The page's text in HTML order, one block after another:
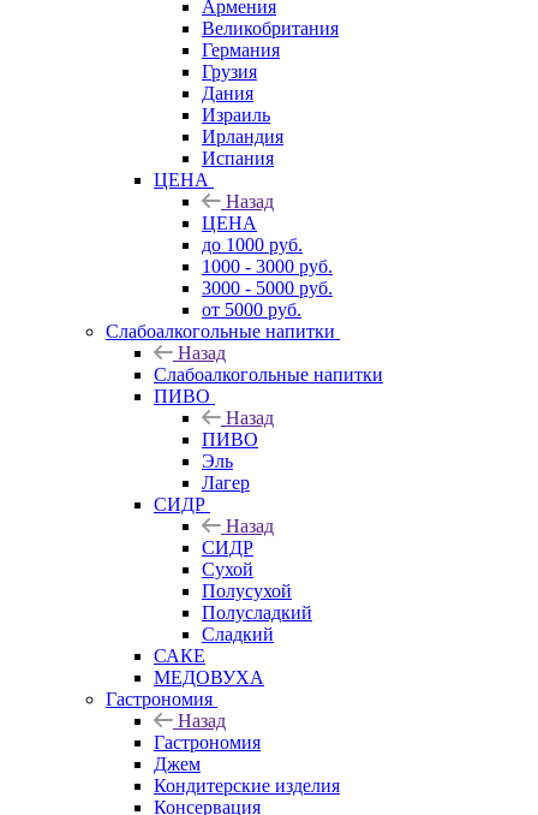
Армения
Великобритания
Германия
Грузия
Дания
Израиль
Ирландия
Испания
ЦЕНА
Назад
ЦЕНА
до 1000 руб.
1000 - 3000 руб.
3000 - 5000 руб.
от 5000 руб.
Слабоалкогольные напитки
Назад
Слабоалкогольные напитки
ПИВО
Назад
ПИВО
Эль
Лагер
СИДР
Назад
СИДР
Сухой
Полусухой
Полусладкий
Сладкий
САКЕ
МЕДОВУХА
Гастрономия
Назад
Гастрономия
Джем
Кондитерские изделия
Консервация